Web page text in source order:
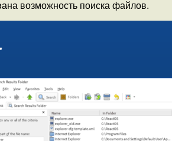
возможность поиска файлов.